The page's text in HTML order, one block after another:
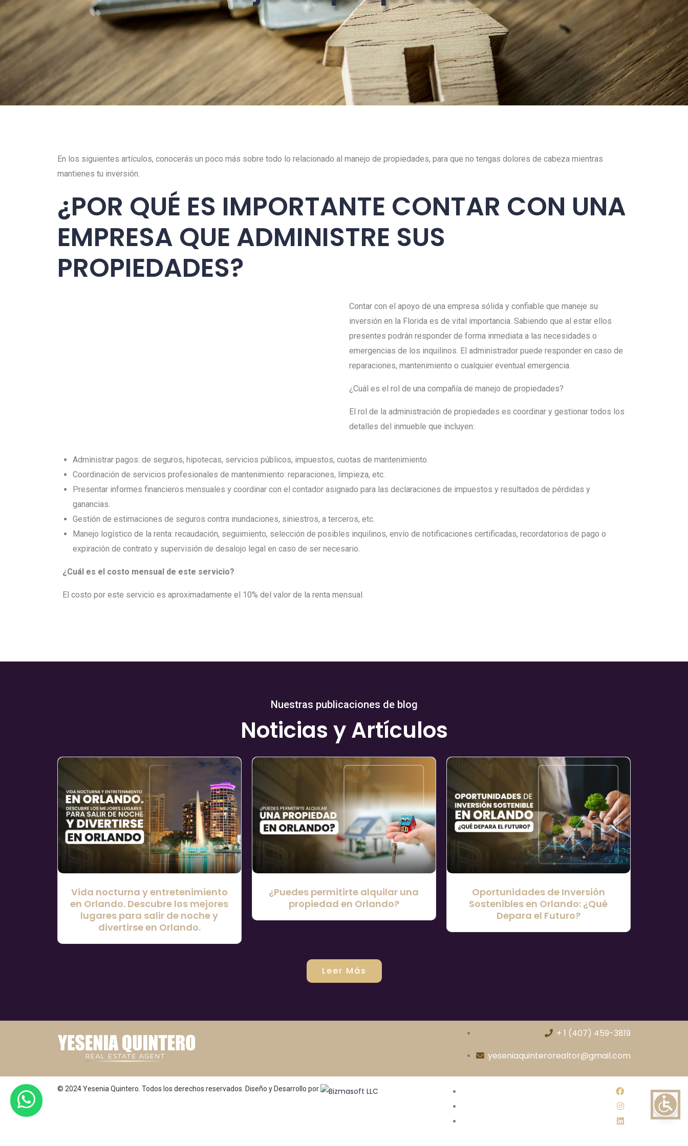
En los siguientes artículos, conocerás un poco más sobre todo lo relacionado al manejo de propiedades, para que no tengas dolores de cabeza mientras
mantienes tu inversión.
¿POR QUÉ ES IMPORTANTE CONTAR CON UNA
EMPRESA QUE ADMINISTRE SUS
PROPIEDADES?
Contar con el apoyo de una empresa sólida y confiable que maneje su
inversión en la Florida es de vital importancia. Sabiendo que al estar ellos
presentes podrán responder de forma inmediata a las necesidades o
emergencias de los inquilinos. El administrador puede responder en caso de
reparaciones, mantenimiento o cualquier eventual emergencia.
¿Cuál es el rol de una compañía de manejo de propiedades?
El rol de la administración de propiedades es coordinar y gestionar todos los
detalles del inmueble que incluyen:
Administrar pagos: de seguros, hipotecas, servicios públicos, impuestos, cuotas de mantenimiento.
Coordinación de servicios profesionales de mantenimiento: reparaciones, limpieza, etc.
Presentar informes financieros mensuales y coordinar con el contador asignado para las declaraciones de impuestos y resultados de pérdidas y
ganancias.
Gestión de estimaciones de seguros contra inundaciones, siniestros, a terceros, etc.
Manejo logístico de la renta: recaudación, seguimiento, selección de posibles inquilinos, envío de notificaciones certificadas, recordatorios de pago o
expiración de contrato y supervisión de desalojo legal en caso de ser necesario.
¿Cuál es el costo mensual de este servicio?
El costo por este servicio es aproximadamente el 10% del valor de la renta mensual.
Nuestras publicaciones de blog
Noticias y Artículos
Vida nocturna y entretenimiento
en Orlando. Descubre los mejores
lugares para salir de noche y
divertirse en Orlando.
¿Puedes permitirte alquilar una
propiedad en Orlando?
Oportunidades de Inversión
Sostenibles en Orlando: ¿Qué
Depara el Futuro?
Leer Más
+ 1 (407) 459-3819
yeseniaquinterorealtor@gmail.com
© 2024 Yesenia Quintero. Todos los derechos reservados. Diseño y Desarrollo por